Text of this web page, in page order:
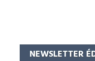
NEWSLETTER